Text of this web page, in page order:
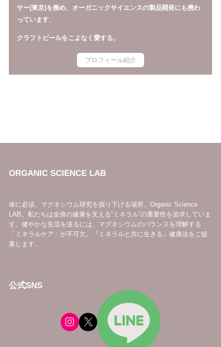
サー(東京)を務め、オーガニックサイエンスの製品開発にも携わ
っています。
クラフトビールをこよなく愛する。
プロフィール紹介
ORGANIC SCIENCE LAB
体に必須、マグネシウム研究を掘り下げる場所、Organic Science
LAB。私たちは全身の健康を支える“ミネラル”の重要性を追求していま
す。健やかな生活を送るには、マグネシウムのバランスを理解する
「ミネラルケア」が不可欠。『ミネラルと共に生きる』健康法をご提
案します。
公式SNS